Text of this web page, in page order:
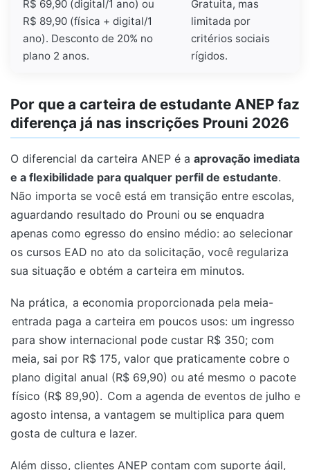
R$ 69,90 (digital/1 ano) ou
R$ 89,90 (física + digital/1
ano). Desconto de 20% no
plano 2 anos.
Gratuita, mas
limitada por
critérios sociais
rígidos.
Por que a carteira de estudante ANEP faz
diferença já nas inscrições Prouni 2026
O diferencial da carteira ANEP é a aprovação imediata
e a flexibilidade para qualquer perfil de estudante.
Não importa se você está em transição entre escolas,
aguardando resultado do Prouni ou se enquadra
apenas como egresso do ensino médio: ao selecionar
os cursos EAD no ato da solicitação, você regulariza
sua situação e obtém a carteira em minutos.
Na prática, a economia proporcionada pela meia-
entrada paga a carteira em poucos usos: um ingresso
para show internacional pode custar R$ 350; com
meia, sai por R$ 175, valor que praticamente cobre o
plano digital anual (R$ 69,90) ou até mesmo o pacote
físico (R$ 89,90). Com a agenda de eventos de julho e
agosto intensa, a vantagem se multiplica para quem
gosta de cultura e lazer.
Além disso, clientes ANEP contam com suporte ágil,